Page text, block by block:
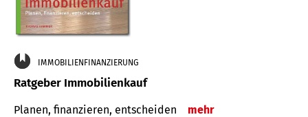
IMMOBILIENFINANZIERUNG
Ratgeber Immobilienkauf
Planen, finanzieren, entscheiden mehr